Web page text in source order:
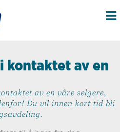
kontaktet av en
av en våre selgere,
Du vil innen kort tid bli